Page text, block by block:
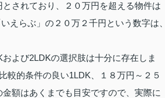
されており、２０万円を超える物件は
えらぶ」の２０万２千円という数字は
よび2LDKの選択肢は十分に存在しま
較的条件の良い1LDK、１８万円～２５
額はあくまでも目安ですので、実際に